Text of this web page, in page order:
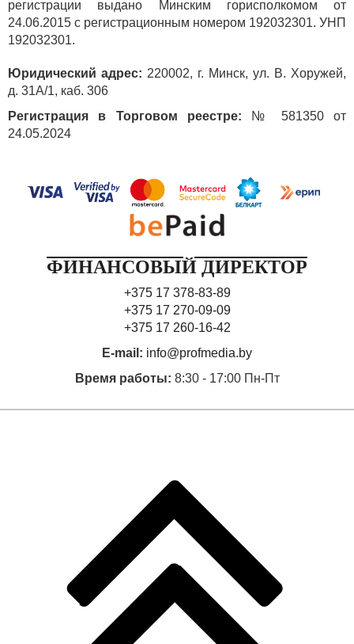
регистрации выдано Минским горисполкомом от
24.06.2015 с регистрационным номером 192032301. УНП
192032301.
Юридический адрес: 220002, г. Минск, ул. В. Хоружей,
д. 31А/1, каб. 306
Регистрация в Торговом реестре: № 581350 от
24.05.2024
ФИНАНСОВЫЙ ДИРЕКТОР
+375 17 378-83-89
+375 17 270-09-09
+375 17 260-16-42
E-mail: info@profmedia.by
Время работы: 8:30 - 17:00 Пн-Пт